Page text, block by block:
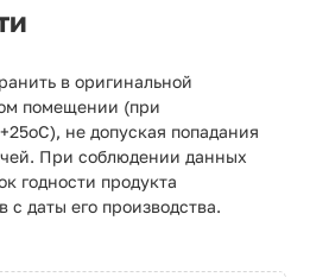
в оригинальной
помещении (при
оС), не допуская попадания
При соблюдении данных
годности продукта
с даты его производства.